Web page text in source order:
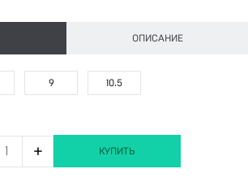
ОПИСАНИЕ
9 10.5
+ КУПИТЬ